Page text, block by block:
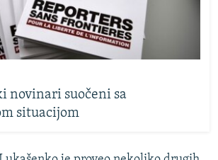
novinari suočeni sa
situacijom